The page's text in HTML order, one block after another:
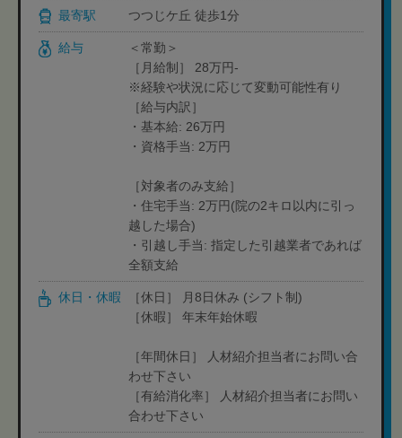
最寄駅 つつじケ丘 徒歩1分
給与
＜常勤＞
［月給制］ 28万円-
※経験や状況に応じて変動可能性有り
［給与内訳］
・基本給: 26万円
・資格手当: 2万円
［対象者のみ支給］
・住宅手当: 2万円(院の2キロ以内に引っ
越した場合)
・引越し手当: 指定した引越業者であれば
全額支給
休日・休暇
［休日］ 月8日休み (シフト制)
［休暇］ 年末年始休暇
［年間休日］ 人材紹介担当者にお問い合
わせ下さい
［有給消化率］ 人材紹介担当者にお問い
合わせ下さい